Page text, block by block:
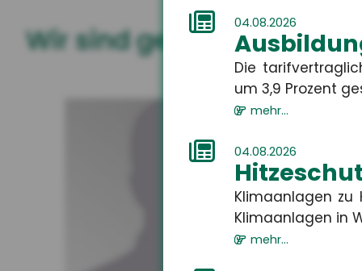
04.08.2026
Die
um 3,9 Prozent
mehr...
04.08.2026
Klimaanlagen zu
Klimaanlagen in
mehr...
Wir sind gerne für Sie da